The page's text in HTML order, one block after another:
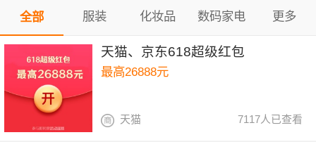
全部 服装 化妆品 数码家电 更多
天猫、京东618超级红包
最高26888元
7117人已查看
天猫